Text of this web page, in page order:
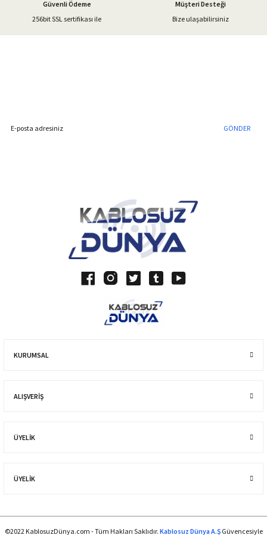
Gönder
Güvenli Ödeme
256bit SSL sertifikası ile
Müşteri Desteği
Bize ulaşabilirsiniz
GÖNDER
KURUMSAL
ALIŞVERIŞ
ÜYELİK
ÜYELİK
©2022 KablosuzDünya.com - Tüm Hakları Saklıdır. Kablosuz Dünya A.ŞGüvencesiyle